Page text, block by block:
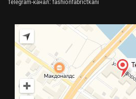
Telegram-канал: fashionfabrictkani